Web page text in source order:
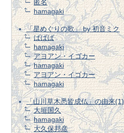
匿名
hamagaki
「星めぐりの歌」 by 初音ミク
ばばば
hamagaki
アヨアン・イゴカー
hamagaki
アヨアン・イゴカー
hamagaki
「山川草木悉皆成仏」の由来(1)
大垣国久
hamagaki
大久保邦彦